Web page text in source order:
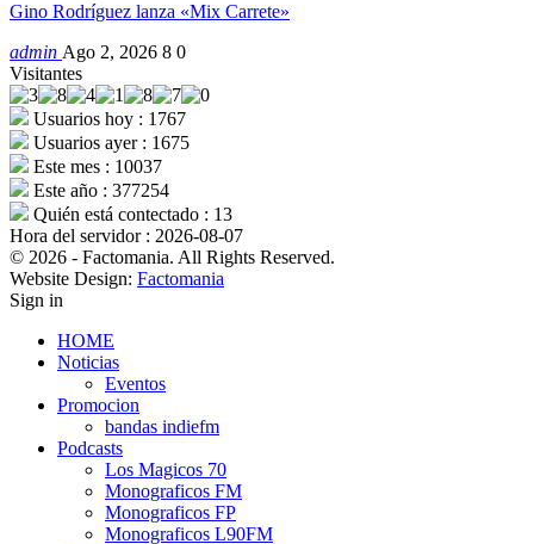
Gino Rodríguez lanza «Mix Carrete»
admin Ago 2, 2026 8 0
Visitantes
Usuarios hoy : 1767
Usuarios ayer : 1675
Este mes : 10037
Este año : 377254
Quién está contectado : 13
Hora del servidor : 2026-08-07
© 2026 - Factomania. All Rights Reserved.
Website Design: Factomania
Sign in
HOME
Noticias
Eventos
Promocion
bandas indiefm
Podcasts
Los Magicos 70
Monograficos FM
Monograficos FP
Monograficos L90FM